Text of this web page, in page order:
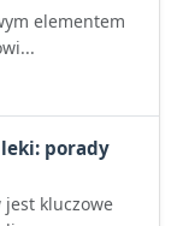
elementem
porady
jest kluczowe